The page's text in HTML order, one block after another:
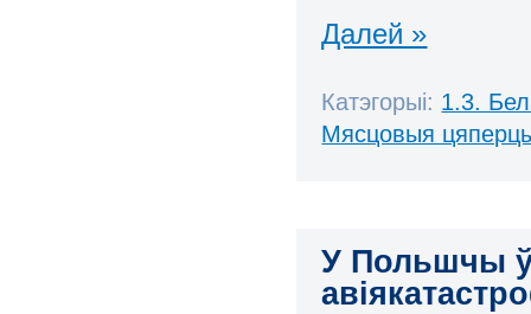
Далей »
Катэгорыі: 1.3.
Мясцовыя
У Польшчы